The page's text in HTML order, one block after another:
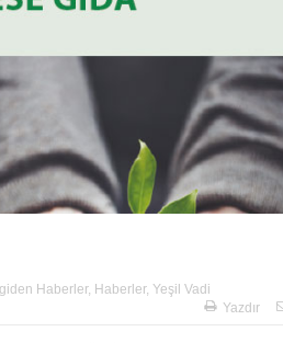
Haberler, Haberler, Yeşil Vadi
Yazdır